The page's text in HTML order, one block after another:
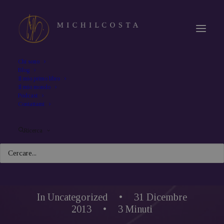
Chi sono
Blog
Il mio primo libro
Il mio mondo
Podcast
Contattami
Ricerca
In Uncategorized •
31 Dicembre
2013
• 3 Minuti